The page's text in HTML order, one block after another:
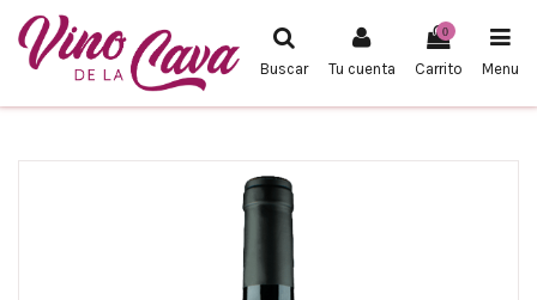
Buscar Tu cuenta
0
Carrito Menu